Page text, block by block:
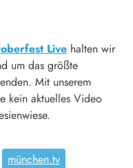
Live halten wir
um das größte
Mit unserem
kein aktuelles Video
münchen.tv